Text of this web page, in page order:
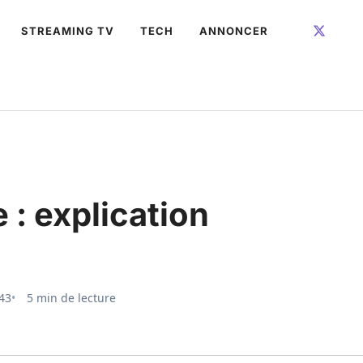
STREAMING TV TECH ANNONCER
: explication
5 min de lecture